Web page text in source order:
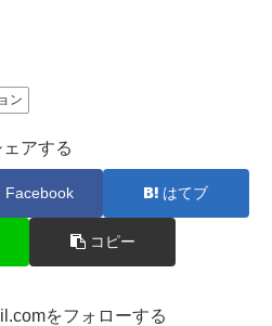
ン
ェアする
Facebook はてブ
コピー
をフォローする